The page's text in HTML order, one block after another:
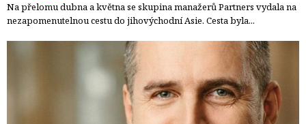
Na přelomu dubna a května se skupina manažerů Partners vydala na
nezapomenutelnou cestu do jihovýchodní Asie. Cesta byla...